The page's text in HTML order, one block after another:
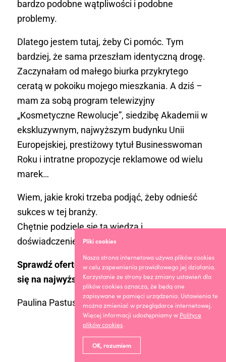
bardzo podobne wątpliwości i podobne
problemy.
Dlatego jestem tutaj, żeby Ci pomóc. Tym
bardziej, że sama przeszłam identyczną drogę.
Zaczynałam od małego biurka przykrytego
ceratą w pokoiku mojego mieszkania. A dziś –
mam za sobą program telewizyjny
„Kosmetyczne Rewolucje”, siedzibę Akademii w
ekskluzywnym, najwyższym budynku Unii
Europejskiej, prestiżowy tytuł Businesswoman
Roku i intratne propozycje reklamowe od wielu
marek…
Wiem, jakie kroki trzeba podjąć, żeby odnieść
sukces w tej branży.
Chętnie podzielę się tą wiedzą i
doświadczeniem.
Sprawdź ofertę szkoleń online i zacznij szkolić
się na najwyższym poziomie!
Paulina Pastuszak
Pliki cookies
Nasza strona internetowa używa plików cookies
w celu zapewnienia prawidłowego jej działania.
Korzystanie ze strony bez zmiany ustawień dla
plików cookies oznacza, że będą one
zapisywane w pamięci urządzenia. Ustawienia te
można zmieniać w przeglądarce internetowej.
Więcej informacji udostępniamy w Polityce
plików cookies.
OK, rozumiem